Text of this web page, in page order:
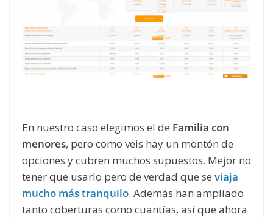
En nuestro caso elegimos el de Familia con
menores, pero como veis hay un montón de
opciones y cubren muchos supuestos. Mejor no
tener que usarlo pero de verdad que se viaja
mucho más tranquilo. Además han ampliado
tanto coberturas como cuantías, así que ahora